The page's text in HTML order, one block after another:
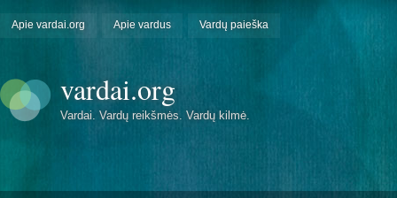
Apie vardai.org Apie vardus Vardų paieška
vardai.org
Vardai. Vardų reikšmės. Vardų kilmė.